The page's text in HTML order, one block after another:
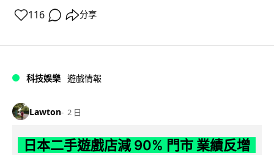
116 分享
科技娛樂 遊戲情報
Lawton 2 日
日本二手遊戲店減 90% 門市 業績反增